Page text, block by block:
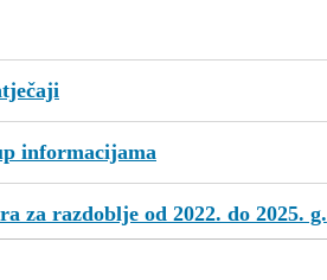
informacijama
za razdoblje od 2022. do 2025. g.